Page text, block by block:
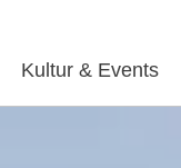
Kultur & Events